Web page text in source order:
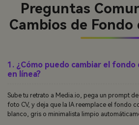
Preguntas
Cambios de Fondo
1. ¿Cómo puedo cambiar el
en línea?
Sube tu retrato a Media.io, pega un prompt
foto CV, y deja que la IA reemplace el fondo
blanco, gris o minimalista limpio